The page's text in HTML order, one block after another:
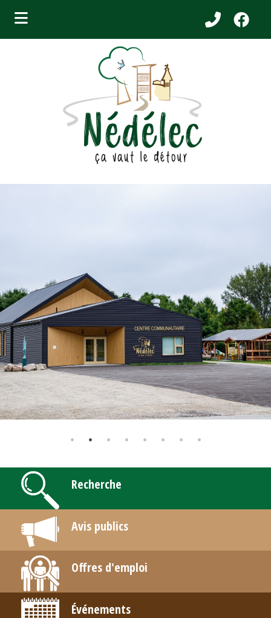
(Services aux citoyens )
(Attraits touristiques )
(Affaires et entreprises )
Recherche
Avis publics
Offres d'emploi
Événements